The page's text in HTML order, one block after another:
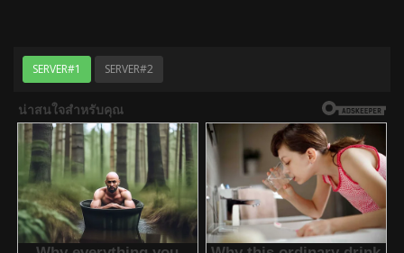
SERVER#1 SERVER#2